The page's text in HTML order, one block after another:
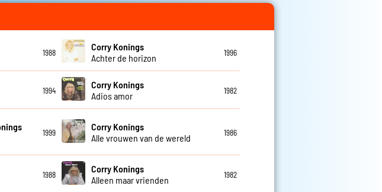
1988
Corry Konings
Achter de horizon
1996
1994
Corry Konings
Adios amor
1982
1999
Corry Konings
Alle vrouwen van de wereld
1986
1988
Corry Konings
Alleen maar vrienden
1982